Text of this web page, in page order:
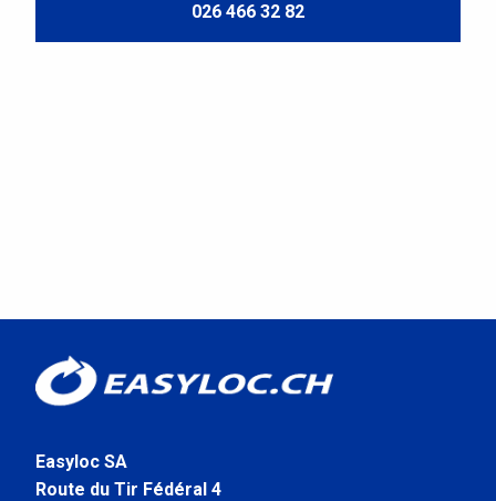
026 466 32 82
Easyloc SA
Route du Tir Fédéral 4